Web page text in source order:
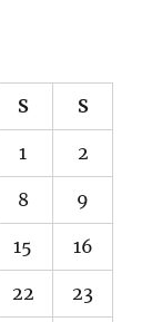
S S
1 2
8 9
15 16
22 23